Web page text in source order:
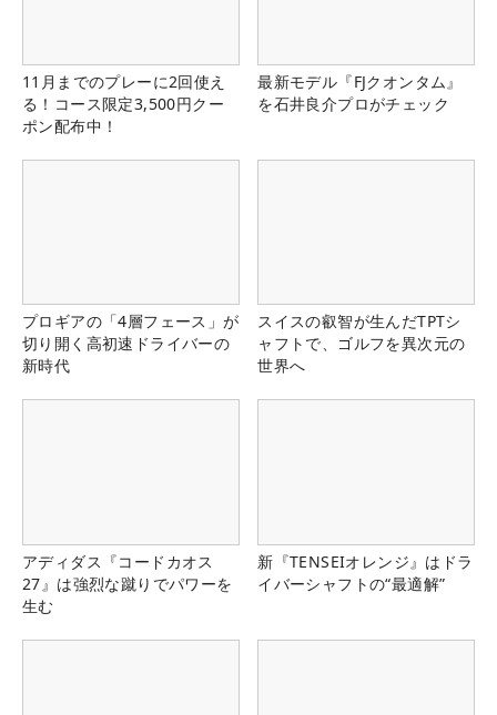
11月までのプレーに2回使え
る！コース限定3,500円クー
ポン配布中！
最新モデル『FJクオンタム』
を石井良介プロがチェック
プロギアの「4層フェース」が
切り開く高初速ドライバーの
新時代
スイスの叡智が生んだTPTシ
ャフトで、ゴルフを異次元の
世界へ
アディダス『コードカオス
27』は強烈な蹴りでパワーを
生む
新『TENSEIオレンジ』はドラ
イバーシャフトの“最適解”